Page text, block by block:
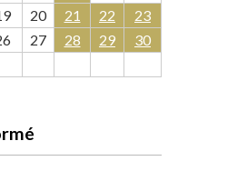
20 21 22
23
27 28 29
30